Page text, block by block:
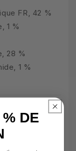
FR, 42 %
1 %
28 %
1 %
DE